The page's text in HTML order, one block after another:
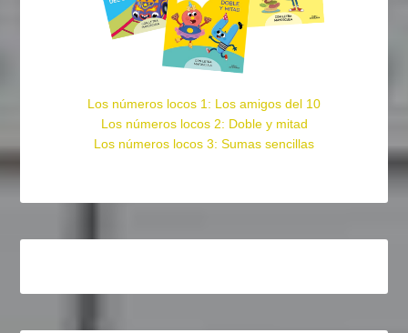
Los números locos 1: Los amigos del 10
Los números locos 2: Doble y mitad
Los números locos 3: Sumas sencillas